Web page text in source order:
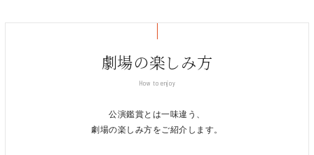
劇場の楽しみ方
How to enjoy
公演鑑賞とは一味違う、
劇場の楽しみ方をご紹介します。